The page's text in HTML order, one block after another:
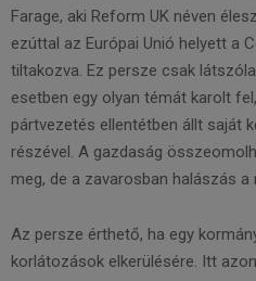
Farage, aki Reform UK néven
ezúttal az Európai Unió helyett a
tiltakozva. Ez persze csak
esetben egy olyan témát karolt
pártvezetés ellentétben állt saját
részével. A gazdaság
meg, de a zavarosban halászás a
Az persze érthető, ha egy
korlátozások elkerülésére. Itt